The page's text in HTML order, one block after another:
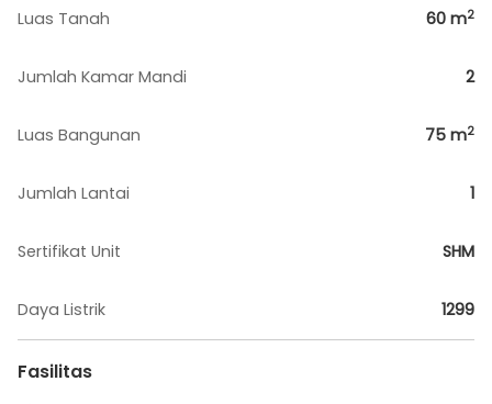
Luas Tanah 60 m2
Jumlah Kamar Mandi 2
Luas Bangunan 75 m2
Jumlah Lantai 1
Sertifikat Unit SHM
Daya Listrik 1299
Fasilitas